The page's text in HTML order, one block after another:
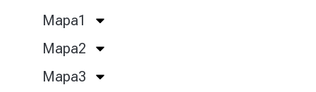
Mapa1
Mapa2
Mapa3